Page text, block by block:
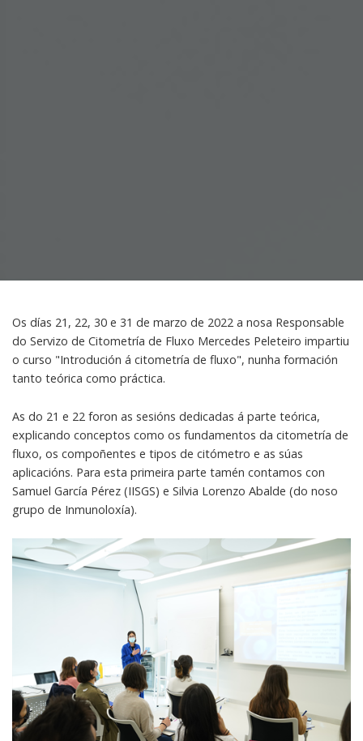
Os días 21, 22, 30 e 31 de marzo de 2022 a nosa Responsable
do Servizo de Citometría de Fluxo Mercedes Peleteiro impartiu
o curso "Introdución á citometría de fluxo", nunha formación
tanto teórica como práctica.
As do 21 e 22 foron as sesións dedicadas á parte teórica,
explicando conceptos como os fundamentos da citometría de
fluxo, os compoñentes e tipos de citómetro e as súas
aplicacións. Para esta primeira parte tamén contamos con
Samuel García Pérez (IISGS) e Silvia Lorenzo Abalde (do noso
grupo de Inmunoloxía).